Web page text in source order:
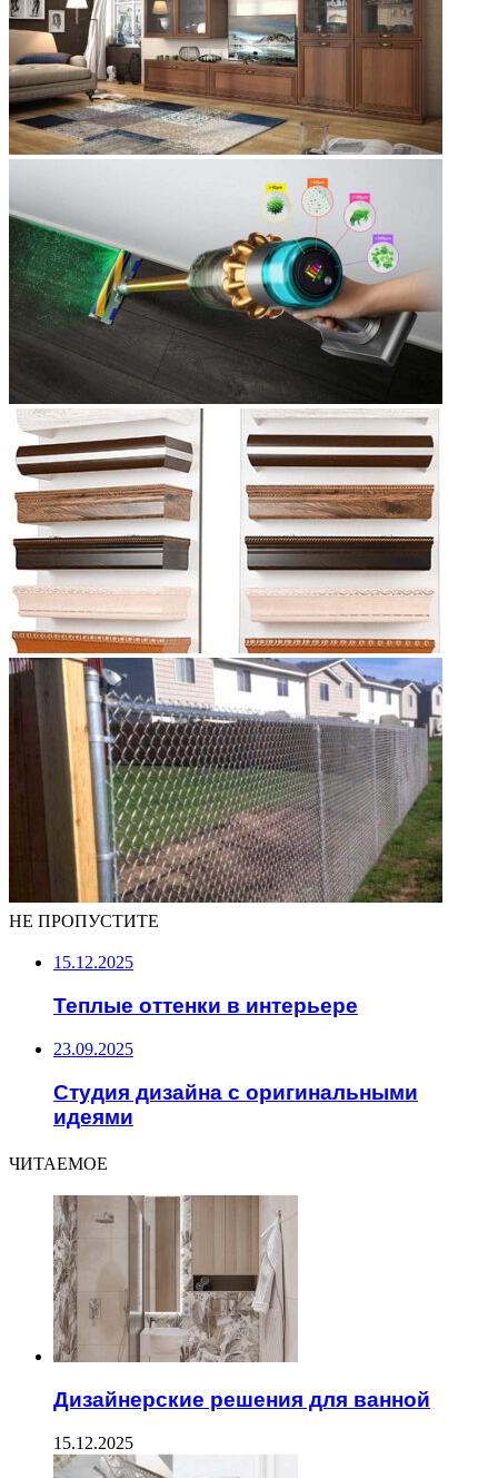
НЕ ПРОПУСТИТЕ
15.12.2025
Теплые оттенки в интерьере
23.09.2025
Студия дизайна с оригинальными
идеями
ЧИТАЕМОЕ
Дизайнерские решения для ванной
15.12.2025